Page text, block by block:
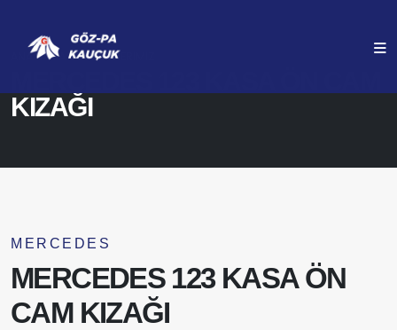
KIZAĞI
ANASAYFA ÜRÜNLERIMIZ
MERCEDES
MERCEDES 123 KASA ÖN
CAM KIZAĞI